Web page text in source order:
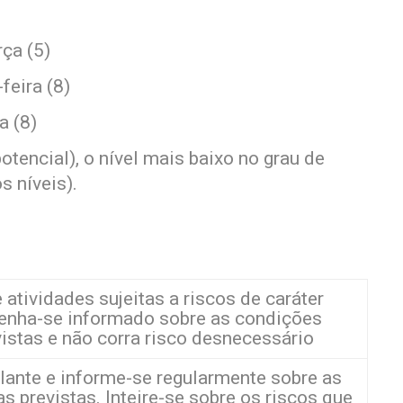
(5)
(8)
(8)
o nível mais baixo no grau de
níveis).
atividades sujeitas a riscos de caráter
se informado sobre as condições
e não corra risco desnecessário
e informe-se regularmente sobre as
previstas. Inteire-se sobre os riscos que